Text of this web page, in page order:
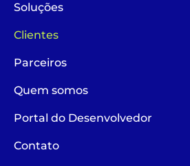
Soluções
Clientes
Parceiros
Quem somos
Portal do Desenvolvedor
Contato